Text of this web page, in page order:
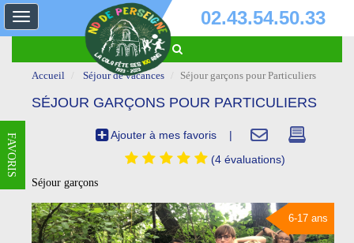
02.43.54.50.33
Toggle
navigation
FAVORIS
Accueil Séjour de vacances Séjour garçons pour Particuliers
SÉJOUR GARÇONS POUR PARTICULIERS
Ajouter à mes favoris |
(4 évaluations)
Séjour garçons
6-17 ans